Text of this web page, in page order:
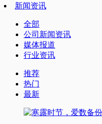
新闻资讯
全部
公司新闻资讯
媒体报道
行业资讯
推荐
热门
最新